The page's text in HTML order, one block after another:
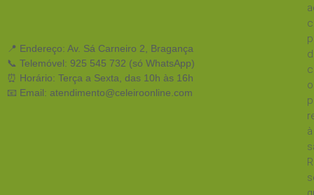
📍 Endereço: Av. Sá Carneiro 2, Bragança
📞 Telemóvel: 925 545 732 (só WhatsApp)
⏰ Horário: Terça a Sexta, das 10h às 16h
📧 Email: atendimento@celeiroonline.com
à